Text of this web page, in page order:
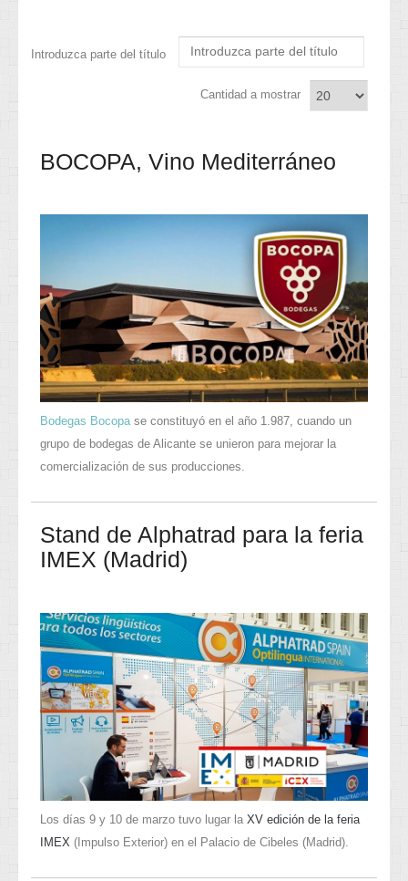
Introduzca parte del título
Cantidad a mostrar
BOCOPA, Vino Mediterráneo
Bodegas Bocopase constituyó en el año 1.987, cuando un
grupo de bodegas de Alicante se unieron para mejorar la
comercialización de sus producciones.
Stand de Alphatrad para la feria
IMEX (Madrid)
Los días 9 y 10 de marzo tuvo lugar la XV edición de la feria
IMEX (Impulso Exterior) en el Palacio de Cibeles (Madrid).